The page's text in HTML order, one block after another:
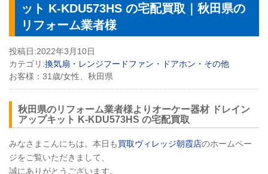
ット K-KDU573HS の宅配買取｜秋田県の
リフォーム業者様
投稿日:2022年3月10日
カテゴリ:換気扇・レンジフードファン・ドアホン・その他
お客様： 31歳/女性、秋田県
秋田県のリフォーム業者様よりオーケー器材 ドレイン
アップキット K-KDU573HS の宅配買取
みなさまこんにちは。本日も買取ヴィレッジ朝霞店のホームペー
ジをご覧いただきまして、
誠にありがとうございます。